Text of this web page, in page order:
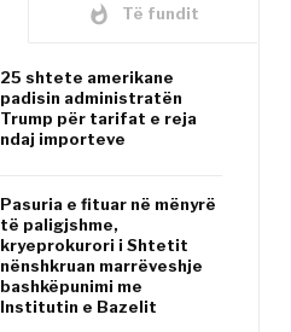
whatshot Të fundit
25 shtete amerikane
padisin administratën
Trump për tarifat e reja
ndaj importeve
Pasuria e fituar në mënyrë
të paligjshme,
kryeprokurori i Shtetit
nënshkruan marrëveshje
bashkëpunimi me
Institutin e Bazelit